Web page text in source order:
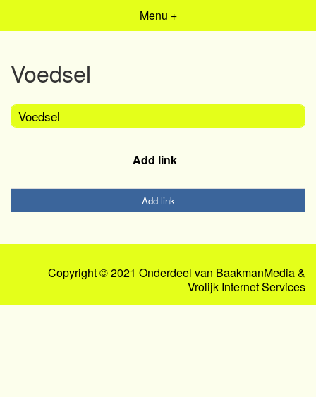
Menu +
Voedsel
Voedsel
Add link
Add link
Copyright © 2021 Onderdeel van BaakmanMedia&
Vrolijk Internet Services